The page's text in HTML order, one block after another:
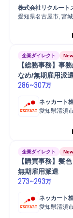
携帯電話/PC/PC周辺
一般事務
接客 販
株式会社リクルート
愛知県名古屋市, 宮
企業ダイレクト New
【総務事務】事
なめ/無期雇用派
286~307万
ネッカート
愛知県清須
企業ダイレクト New
【購買事務】髪
無期雇用派遣
273~293万
ネッカート
愛知県清須